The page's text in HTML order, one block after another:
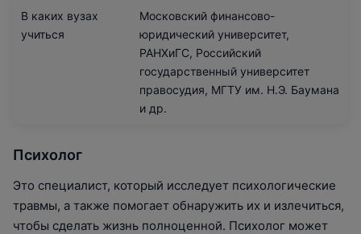
В каких вузах
учиться
Московский финансово-
юридический университет,
РАНХиГС, Российский
государственный университет
правосудия, МГТУ им. Н.Э. Баумана
и др.
Психолог
Это специалист, который исследует психологические
травмы, а также помогает обнаружить их и излечиться,
чтобы сделать жизнь полноценной. Психолог может